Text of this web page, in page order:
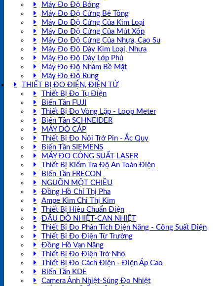
Máy Đo Độ Bóng
Máy Đo Độ Cứng Bê Tông
Máy Đo Độ Cứng Của Kim Loại
Máy Đo Độ Cứng Của Mút Xốp
Máy Đo Độ Cứng Của Nhựa, Cao Su
Máy Đo Độ Dày Kim Loại, Nhựa
Máy Đo Độ Dày Lớp Phủ
Máy Đo Độ Nhám Bề Mặt
Máy Đo Độ Rung
THIẾT BỊ ĐO ĐIỆN, ĐIỆN TỬ
Thiết Bị Đo Tụ Điện
Biến Tần FUJI
Thiết Bị Đo Vòng Lặp - Loop Meter
Biến Tần SCHNEIDER
MÁY DÒ CÁP
Thiết Bị Đo Nội Trở Pin - Ắc Quy
Biến Tần SIEMENS
MÁY ĐO CÔNG SUẤT LASER
Thiết Bị Kiểm Tra Độ An Toàn Điện
Biến Tần FRECON
NGUỒN MỘT CHIỀU
Đồng Hồ Chỉ Thị Pha
Ampe Kìm Chỉ Thị Kim
Thiết Bị Hiệu Chuẩn Điện
ĐẦU DÒ NHIỆT-CAN NHIỆT
Thiết Bị Đo Phân Tích Điện Năng - Công Suất Điện
Thiết Bị Đo Điện Từ Trường
Đồng Hồ Vạn Năng
Thiết Bị Đo Điện Trở Nhỏ
Thiết Bị Đo Cách Điện - Điện Áp Cao
Biến Tần KDE
Camera Ảnh Nhiệt-Súng Đo Nhiệt